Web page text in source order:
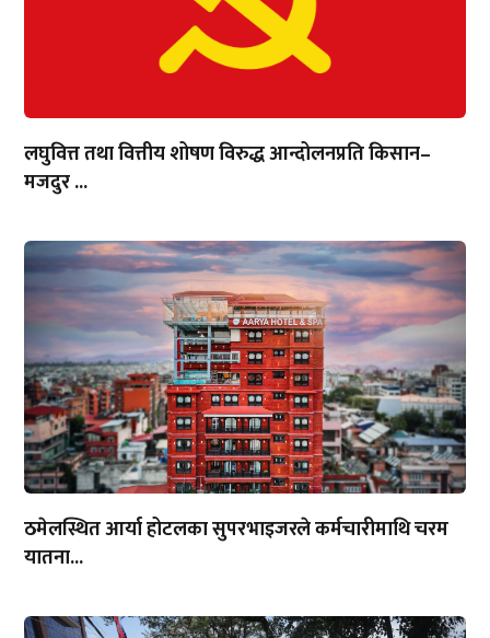
लघुवित्त तथा वित्तीय शोषण विरुद्ध आन्दोलनप्रति किसान–
मजदुर ...
ठमेलस्थित आर्या होटलका सुपरभाइजरले कर्मचारीमाथि चरम
यातना...